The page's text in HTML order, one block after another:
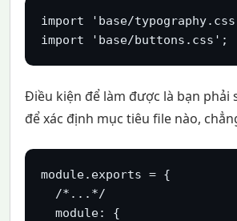
import 'base/
import 'base/buttons.css';
Điều kiện để làm được là bạn phải
để xác định mục tiêu file nào,
module.exports = {
  /*...*/
  module: {